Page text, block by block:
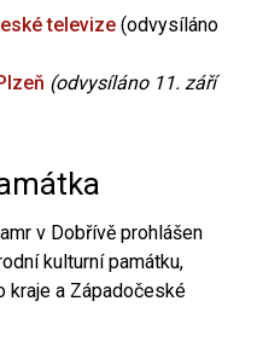
televize (odvysíláno
(odvysíláno 11. září
v Dobřívě prohlášen
kulturní památku,
kraje a Západočeské